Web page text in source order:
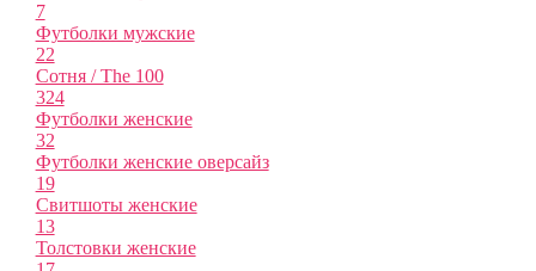
7
Футболки мужские
22
Сотня / The 100
324
Футболки женские
32
Футболки женские оверсайз
19
Свитшоты женские
13
Толстовки женские